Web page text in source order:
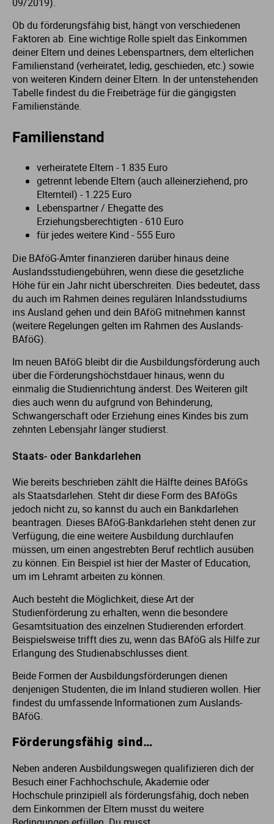
Ob du förderungsfähig bist, hängt von verschiedenen
Faktoren ab. Eine wichtige Rolle spielt das Einkommen
deiner Eltern und deines Lebenspartners, dem elterlichen
Familienstand (verheiratet, ledig, geschieden, etc.) sowie
von weiteren Kindern deiner Eltern. In der untenstehenden
Tabelle findest du die Freibeträge für die gängigsten
Familienstände.
Familienstand
verheiratete Eltern - 1.835 Euro
getrennt lebende Eltern (auch alleinerziehend, pro
Elternteil) - 1.225 Euro
Lebenspartner / Ehegatte des
Erziehungsberechtigten - 610 Euro
für jedes weitere Kind - 555 Euro
Die BAföG-Ämter finanzieren darüber hinaus deine
Auslandsstudiengebühren, wenn diese die gesetzliche
Höhe für ein Jahr nicht überschreiten. Dies bedeutet, dass
du auch im Rahmen deines regulären Inlandsstudiums
ins Ausland gehen und dein BAföG mitnehmen kannst
(weitere Regelungen gelten im Rahmen des Auslands-
BAföG).
Im neuen BAföG bleibt dir die Ausbildungsförderung auch
über die Förderungshöchstdauer hinaus, wenn du
einmalig die Studienrichtung änderst. Des Weiteren gilt
dies auch wenn du aufgrund von Behinderung,
Schwangerschaft oder Erziehung eines Kindes bis zum
zehnten Lebensjahr länger studierst.
Staats- oder Bankdarlehen
Wie bereits beschrieben zählt die Hälfte deines BAföGs
als Staatsdarlehen. Steht dir diese Form des BAföGs
jedoch nicht zu, so kannst du auch ein Bankdarlehen
beantragen. Dieses BAföG-Bankdarlehen steht denen zur
Verfügung, die eine weitere Ausbildung durchlaufen
müssen, um einen angestrebten Beruf rechtlich ausüben
zu können. Ein Beispiel ist hier der Master of Education,
um im Lehramt arbeiten zu können.
Auch besteht die Möglichkeit, diese Art der
Studienförderung zu erhalten, wenn die besondere
Gesamtsituation des einzelnen Studierenden erfordert.
Beispielsweise trifft dies zu, wenn das BAföG als Hilfe zur
Erlangung des Studienabschlusses dient.
Beide Formen der Ausbildungsförderungen dienen
denjenigen Studenten, die im Inland studieren wollen. Hier
findest du umfassende Informationen zum Auslands-
BAföG.
Förderungsfähig sind…
Neben anderen Ausbildungswegen qualifizieren dich der
Besuch einer Fachhochschule, Akademie oder
Hochschule prinzipiell als förderungsfähig, doch neben
dem Einkommen der Eltern musst du weitere